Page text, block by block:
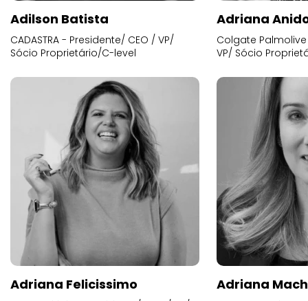
Adilson Batista
CADASTRA - Presidente/ CEO / VP/
Sócio Proprietário/C-level
Adriana
Colgate
VP/ Sócio
Adriana Felicissimo Adriana